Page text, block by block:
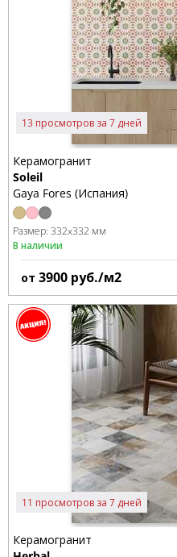
13 просмотров за 7 дней
Керамогранит
Soleil
Gaya Fores (Испания)
Размер: 332x332 мм
В наличии
от 3900 руб./м2
11 просмотров за 7 дней
Керамогранит